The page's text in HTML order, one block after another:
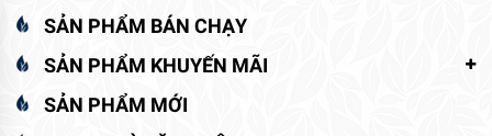
SẢN PHẨM BÁN CHẠY
SẢN PHẨM KHUYẾN MÃI
SẢN PHẨM MỚI